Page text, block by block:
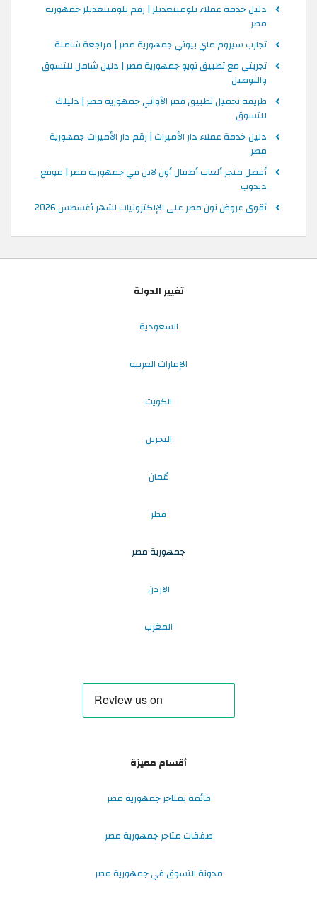
دليل خدمة عملاء بلومينغديلز | رقم بلومينغديلز جمهورية
مصر
تجارب سيروم ماي بيوتي جمهورية مصر | مراجعة شاملة
تجربتي مع تطبيق تويو جمهورية مصر | دليل شامل للتسوق
والتوصيل
طريقة تحميل تطبيق قصر الأواني جمهورية مصر | دليلك
للتسوق
دليل خدمة عملاء دار الأميرات | رقم دار الأميرات جمهورية
مصر
أفضل متجر ألعاب أطفال أون لاين في جمهورية مصر | موقع
دبدوب
أقوى عروض نون مصر على الإلكترونيات لشهر أغسطس 2026
تغيير الدولة
السعودية
الإمارات العربية
الكويت
البحرين
عُمان
قطر
جمهورية مصر
الاردن
المغرب
أقسام مميزة
قائمة بمتاجر جمهورية مصر
صفقات متاجر جمهورية مصر
مدونة التسوق في جمهورية مصر